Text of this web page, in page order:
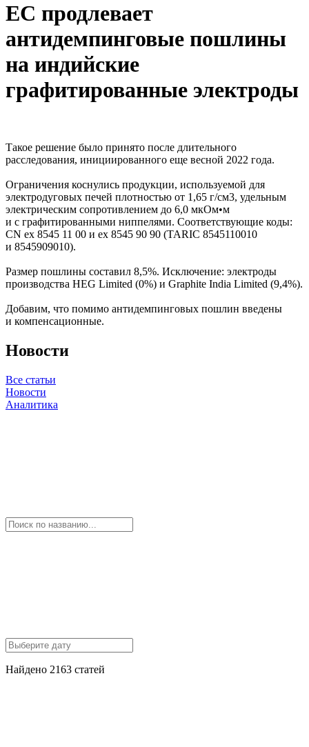
ЕС продлевает
антидемпинговые пошлины
на индийские
графитированные электроды
Такое решение было принято после длительного
расследования, инициированного еще весной 2022 года.
Ограничения коснулись продукции, используемой для
электродуговых печей плотностью от 1,65 г/см3, удельным
электрическим сопротивлением до 6,0 мкОм•м
и с графитированными ниппелями. Соответствующие коды:
CN ex 8545 11 00 и ex 8545 90 90 (TARIC 8545110010
и 8545909010).
Размер пошлины составил 8,5%. Исключение: электроды
производства HEG Limited (0%) и Graphite India Limited (9,4%).
Добавим, что помимо антидемпинговых пошлин введены
и компенсационные.
Новости
Все статьи
Новости
Аналитика
Найдено 2163 статей